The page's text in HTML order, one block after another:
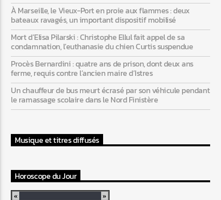
À Marseille, le Vieux-Port en proie aux flammes : deux
bateaux ravagés, un important dispositif mobilisé
Mort d’Elisa Pilarski : Christophe Ellul fait appel de sa
condamnation, l’euthanasie du chien Curtis suspendue
Procès Bernardini : quatre ans de prison, dont deux ans
ferme, requis contre l’ancien maire d’Istres
Un chauffeur de bus meurt écrasé par son véhicule pendant
le ramassage scolaire dans le Nord Finistère
Musique et titres diffusés
Horoscope du Jour